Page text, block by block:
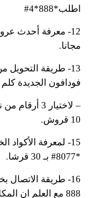
اطلب*888*4#
مجانا.
13- طريقة
فودافون الجديدة كلم 880
10 قروش.
15- لمعرفة
*8077# بـ 30 قرشا.
16- طريقة الاتصال